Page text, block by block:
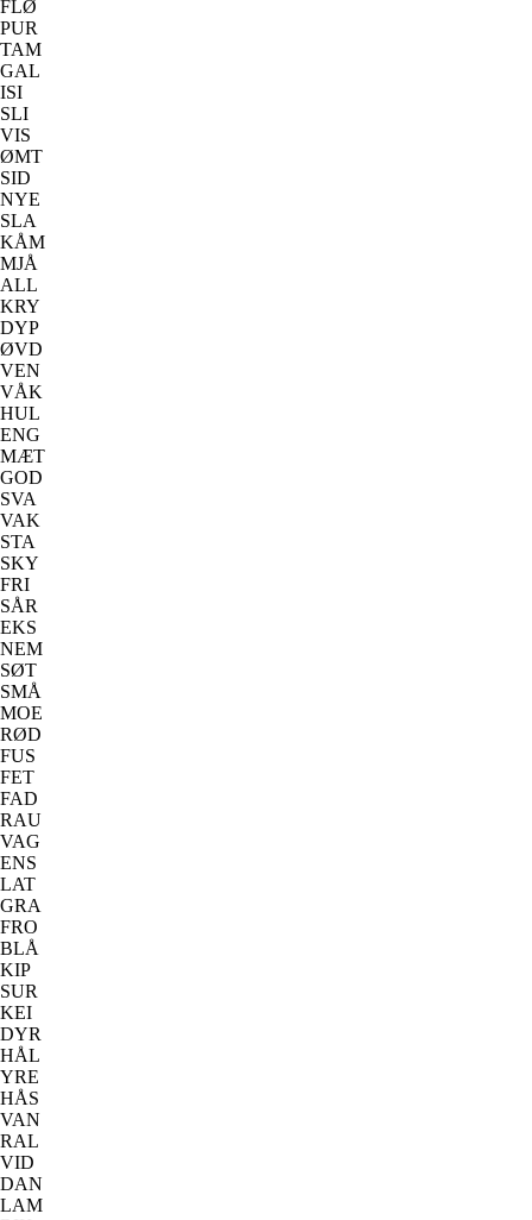
FLØ
PUR
TAM
GAL
ISI
SLI
VIS
ØMT
SID
NYE
SLA
KÅM
MJÅ
ALL
KRY
DYP
ØVD
VEN
VÅK
HUL
ENG
MÆT
GOD
SVA
VAK
STA
SKY
FRI
SÅR
EKS
NEM
SØT
SMÅ
MOE
RØD
FUS
FET
FAD
RAU
VAG
ENS
LAT
GRA
FRO
BLÅ
KIP
SUR
KEI
DYR
HÅL
YRE
HÅS
VAN
RAL
VID
DAN
LAM